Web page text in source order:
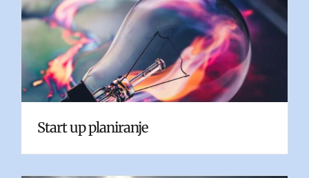
Start up planiranje